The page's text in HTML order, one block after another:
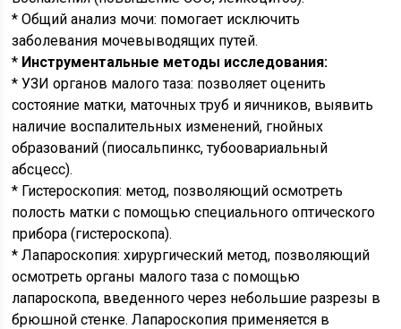
* Общий анализ мочи: помогает исключить
заболевания мочевыводящих путей.
* Инструментальные методы исследования:
* УЗИ органов малого таза: позволяет оценить
состояние матки, маточных труб и яичников, выявить
наличие воспалительных изменений, гнойных
образований (пиосальпинкс, тубоовариальный
абсцесс).
* Гистероскопия: метод, позволяющий осмотреть
полость матки с помощью специального оптического
прибора (гистероскопа).
* Лапароскопия: хирургический метод, позволяющий
осмотреть органы малого таза с помощью
лапароскопа, введенного через небольшие разрезы в
брюшной стенке. Лапароскопия применяется в